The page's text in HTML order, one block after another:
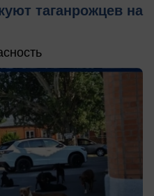
таганрожцев на